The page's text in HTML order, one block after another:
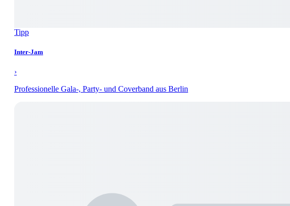
Tipp
Inter-Jam
›
Professionelle Gala-, Party- und Coverband aus Berlin